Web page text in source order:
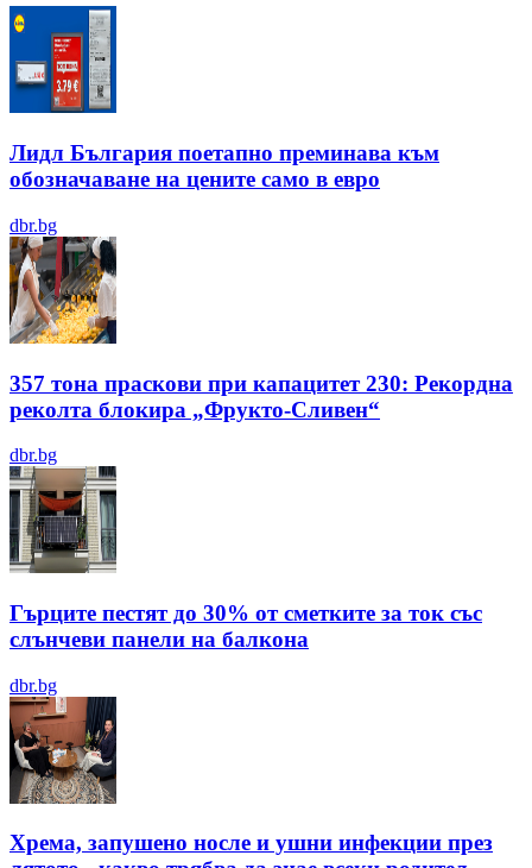
Лидл България поетапно преминава към
обозначаване на цените само в евро
dbr.bg
357 тона праскови при капацитет 230: Рекордна
реколта блокира „Фрукто-Сливен“
dbr.bg
Гърците пестят до 30% от сметките за ток със
слънчеви панели на балкона
dbr.bg
Хрема, запушено носле и ушни инфекции през